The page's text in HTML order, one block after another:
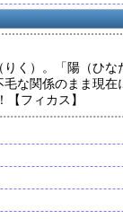
く）。「陽（ひ
な関係のまま現在
フィカス】